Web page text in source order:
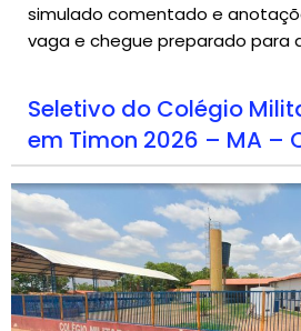
simulado comentado e
vaga e chegue preparado para
Seletivo do Colégio
em Timon 2026 – MA –